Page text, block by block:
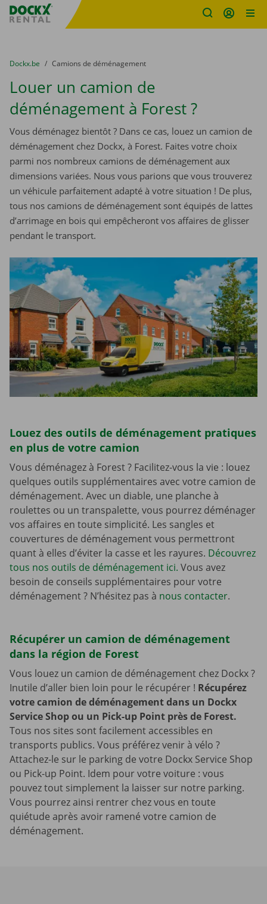
sitename
You are here:
du
Dockx.be to
Camions de déménagement
Louer un camion de
déménagement à Forest ?
Vous déménagez bientôt ? Dans ce cas, louez un camion de
déménagement chez Dockx, à Forest. Faites votre choix
parmi nos nombreux camions de déménagement aux
dimensions variées. Nous vous parions que vous trouverez
un véhicule parfaitement adapté à votre situation ! De plus,
tous nos camions de déménagement sont équipés de lattes
d’arrimage en bois qui empêcheront vos affaires de glisser
pendant le transport.
Louez des outils de déménagement pratiques
en plus de votre camion
Vous déménagez à Forest ? Facilitez-vous la vie : louez
quelques outils supplémentaires avec votre camion de
déménagement. Avec un diable, une planche à
roulettes ou un transpalette, vous pourrez déménager
vos affaires en toute simplicité. Les sangles et
couvertures de déménagement vous permettront
quant à elles d’éviter la casse et les rayures. Découvrez
tous nos outils de déménagement ici. Vous avez
besoin de conseils supplémentaires pour votre
déménagement ? N’hésitez pas à nous contacter.
Récupérer un camion de déménagement
dans la région de Forest
Vous louez un camion de déménagement chez Dockx ?
Inutile d’aller bien loin pour le récupérer ! Récupérez
votre camion de déménagement dans un Dockx
Service Shop ou un Pick-up Point près de Forest.
Tous nos sites sont facilement accessibles en
transports publics. Vous préférez venir à vélo ?
Attachez-le sur le parking de votre Dockx Service Shop
ou Pick-up Point. Idem pour votre voiture : vous
pouvez tout simplement la laisser sur notre parking.
Vous pourrez ainsi rentrer chez vous en toute
quiétude après avoir ramené votre camion de
déménagement.